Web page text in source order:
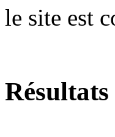
le site est